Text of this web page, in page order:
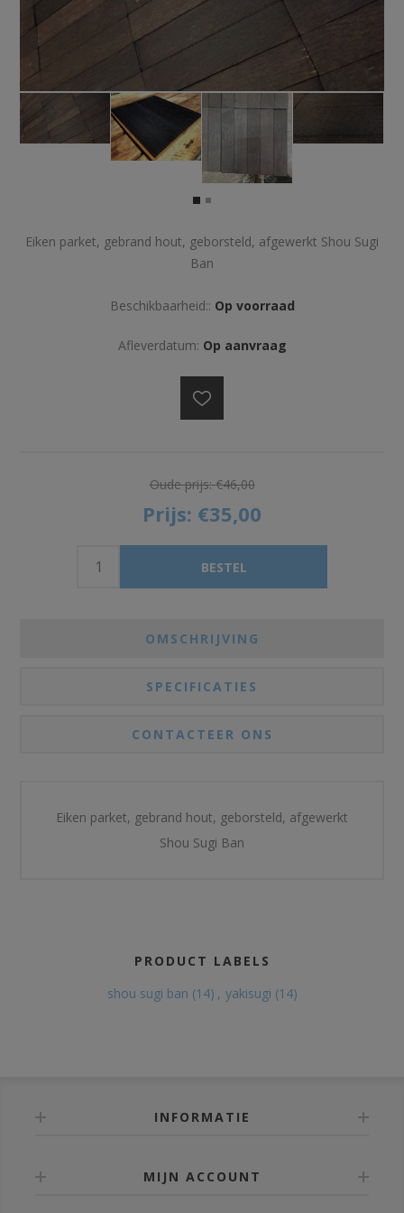
Eiken parket, gebrand hout, geborsteld, afgewerkt Shou Sugi
Ban
Beschikbaarheid:: Op voorraad
Afleverdatum: Op aanvraag
Oude prijs: €46,00
Prijs: €35,00
OMSCHRIJVING
SPECIFICATIES
CONTACTEER ONS
Eiken parket, gebrand hout, geborsteld, afgewerkt
Shou Sugi Ban
PRODUCT LABELS
shou sugi ban (14) , yakisugi (14)
INFORMATIE
MIJN ACCOUNT